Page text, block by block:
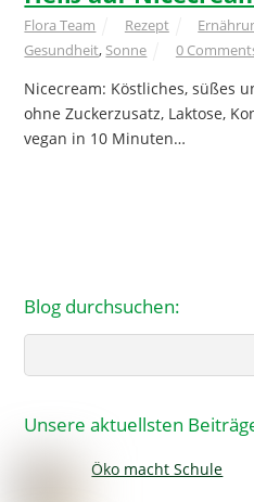
Flora Team Rezept
Gesundheit, Sonne 0
Nicecream: Köstliches, süßes
ohne Zuckerzusatz, Laktose,
vegan in 10 Minuten…
Blog durchsuchen:
Unsere aktuellsten
Öko macht Schule